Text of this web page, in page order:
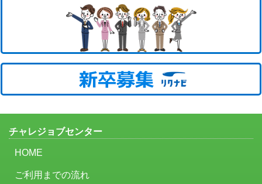
チャレジョブセンター
HOME
ご利用までの流れ